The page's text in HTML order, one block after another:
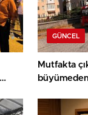
GÜNCEL
Mutfakta